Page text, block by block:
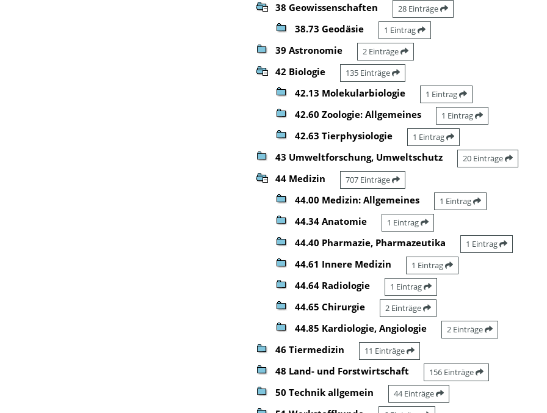
38 Geowissenschaften 28 Einträge
38.73 Geodäsie 1 Eintrag
39 Astronomie 2 Einträge
42 Biologie 135 Einträge
42.13 Molekularbiologie 1 Eintrag
42.60 Zoologie: Allgemeines 1 Eintrag
42.63 Tierphysiologie 1 Eintrag
43 Umweltforschung, Umweltschutz 20 Einträge
44 Medizin 707 Einträge
44.00 Medizin: Allgemeines 1 Eintrag
44.34 Anatomie 1 Eintrag
44.40 Pharmazie, Pharmazeutika 1 Eintrag
44.61 Innere Medizin 1 Eintrag
44.64 Radiologie 1 Eintrag
44.65 Chirurgie 2 Einträge
44.85 Kardiologie, Angiologie 2 Einträge
46 Tiermedizin 11 Einträge
48 Land- und Forstwirtschaft 156 Einträge
50 Technik allgemein 44 Einträge